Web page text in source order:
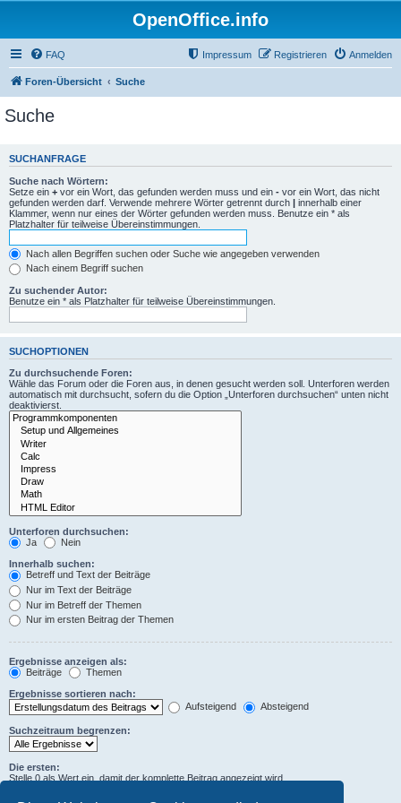
OpenOffice.info
FAQ Anmelden
Registrieren
Impressum
Foren-Übersicht Suche
Suche
SUCHANFRAGE
Suche nach Wörtern:
Setze ein + vor ein Wort, das gefunden werden muss und ein - vor ein Wort, das nicht
gefunden werden darf. Verwende mehrere Wörter getrennt durch | innerhalb einer
Klammer, wenn nur eines der Wörter gefunden werden muss. Benutze ein * als
Platzhalter für teilweise Übereinstimmungen.
Nach allen Begriffen suchen oder Suche wie angegeben verwenden
Nach einem Begriff suchen
Zu suchender Autor:
Benutze ein * als Platzhalter für teilweise Übereinstimmungen.
SUCHOPTIONEN
Zu durchsuchende Foren:
Wähle das Forum oder die Foren aus, in denen gesucht werden soll. Unterforen werden
automatisch mit durchsucht, sofern du die Option „Unterforen durchsuchen“ unten nicht
deaktivierst.
Unterforen durchsuchen:
Ja
Nein
Innerhalb suchen:
Betreff und Text der Beiträge
Nur im Text der Beiträge
Nur im Betreff der Themen
Nur im ersten Beitrag der Themen
Ergebnisse anzeigen als:
Beiträge
Themen
Ergebnisse sortieren nach:
Aufsteigend
Absteigend
Suchzeitraum begrenzen:
Die ersten:
Stelle 0 als Wert ein, damit der komplette Beitrag angezeigt wird.